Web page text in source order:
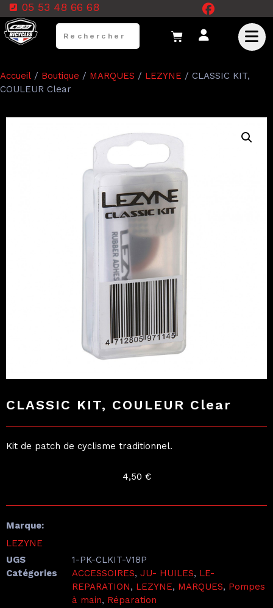
05 53 48 66 68
Accueil / Boutique / MARQUES / LEZYNE / CLASSIC KIT,
COULEUR Clear
CLASSIC KIT, COULEUR Clear
Kit de patch de cyclisme traditionnel.
4,50 €
Marque:
LEZYNE
UGS
1-PK-CLKIT-V18P
Catégories
ACCESSOIRES, JU- HUILES, LE-
REPARATION, LEZYNE, MARQUES, Pompes
à main, Réparation